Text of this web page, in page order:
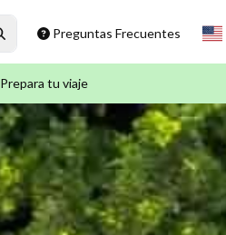
Preguntas Frecuentes
Prepara tu viaje